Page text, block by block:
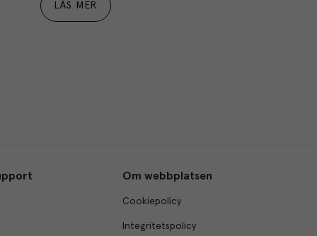
LÄS MER
Om webbplatsen
Cookiepolicy
Integritetspolicy